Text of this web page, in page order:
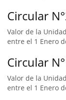
Circular
Valor de la
entre el 1 Enero
Circular
Valor de la
entre el 1 Enero